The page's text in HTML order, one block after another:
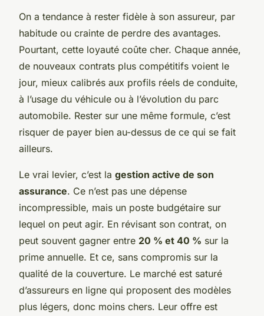
On a tendance à rester fidèle à son assureur, par
habitude ou crainte de perdre des avantages.
Pourtant, cette loyauté coûte cher. Chaque année,
de nouveaux contrats plus compétitifs voient le
jour, mieux calibrés aux profils réels de conduite,
à l’usage du véhicule ou à l’évolution du parc
automobile. Rester sur une même formule, c’est
risquer de payer bien au-dessus de ce qui se fait
ailleurs.
Le vrai levier, c’est la gestion active de son
assurance. Ce n’est pas une dépense
incompressible, mais un poste budgétaire sur
lequel on peut agir. En révisant son contrat, on
peut souvent gagner entre 20 % et 40 % sur la
prime annuelle. Et ce, sans compromis sur la
qualité de la couverture. Le marché est saturé
d’assureurs en ligne qui proposent des modèles
plus légers, donc moins chers. Leur offre est